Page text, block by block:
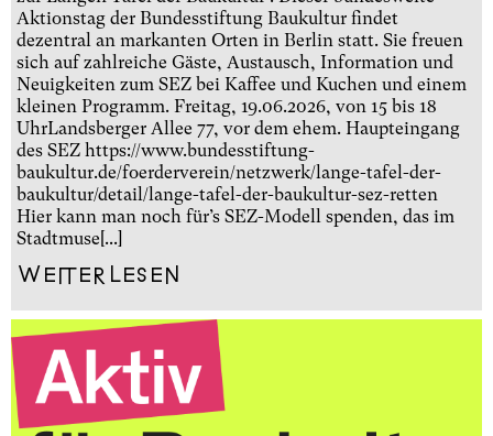
Aktionstag der Bundesstiftung Baukultur findet
dezentral an markanten Orten in Berlin statt. Sie freuen
sich auf zahlreiche Gäste, Austausch, Information und
Neuigkeiten zum SEZ bei Kaffee und Kuchen und einem
kleinen Programm. Freitag, 19.06.2026, von 15 bis 18
UhrLandsberger Allee 77, vor dem ehem. Haupteingang
des SEZ https://www.bundesstiftung-
baukultur.de/foerderverein/netzwerk/lange-tafel-der-
baukultur/detail/lange-tafel-der-baukultur-sez-retten
Hier kann man noch für’s SEZ-Modell spenden, das im
Stadtmuse[...]
Weiterlesen